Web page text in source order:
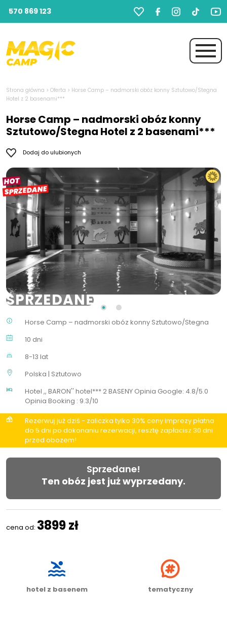
570 869 123
Strona główna > Oferta > Horse Camp – nadmorski obóz konny Sztutowo/Stegna
Hotel z 2 basenami***
Horse Camp – nadmorski obóz konny
Sztutowo/Stegna Hotel z 2 basenami***
Dodaj do ulubionych
SPRZEDANE
HOT
SPRZEDANE
Horse Camp – nadmorski obóz konny Sztutowo/Stegna
10 dni
8-13 lat
Polska | Sztutowo
Hotel ,, BARON'' hotel*** 2 BASENY Opinia Google: 4.8/5.0
Opinia Booking : 9.3/10
Rezerwuj już dziś - zaliczka tylko 30% ceny imprezy płatna
do 5 dni po dokonaniu rezerwacji, resztę zapłacisz 30 dni
przed obozem!
Sprzedane!
Ten obóz jest już wyprzedany.
cena od: 3899 zł
hotel z basenem tematyczny